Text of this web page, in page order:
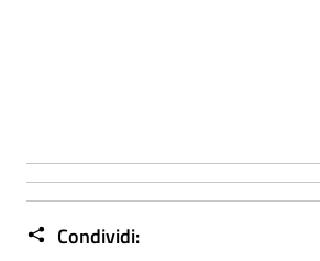
Condividi: